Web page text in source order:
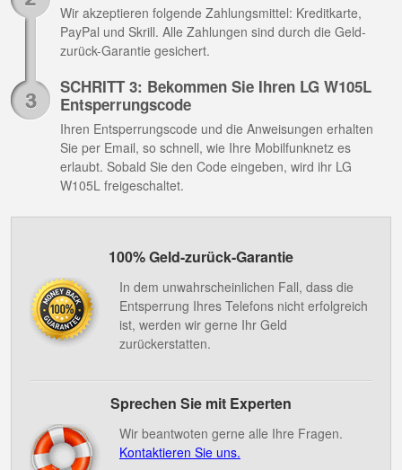
Wir akzeptieren folgende Zahlungsmittel: Kreditkarte,
PayPal und Skrill. Alle Zahlungen sind durch die Geld-
zurück-Garantie gesichert.
SCHRITT 3: Bekommen Sie Ihren LG W105L
Entsperrungscode
Ihren Entsperrungscode und die Anweisungen erhalten
Sie per Email, so schnell, wie Ihre Mobilfunknetz es
erlaubt. Sobald Sie den Code eingeben, wird ihr LG
W105L freigeschaltet.
100% Geld-zurück-Garantie
In dem unwahrscheinlichen Fall, dass die
Entsperrung Ihres Telefons nicht erfolgreich
ist, werden wir gerne Ihr Geld
zurückerstatten.
Sprechen Sie mit Experten
Wir beantwoten gerne alle Ihre Fragen.
Kontaktieren Sie uns.